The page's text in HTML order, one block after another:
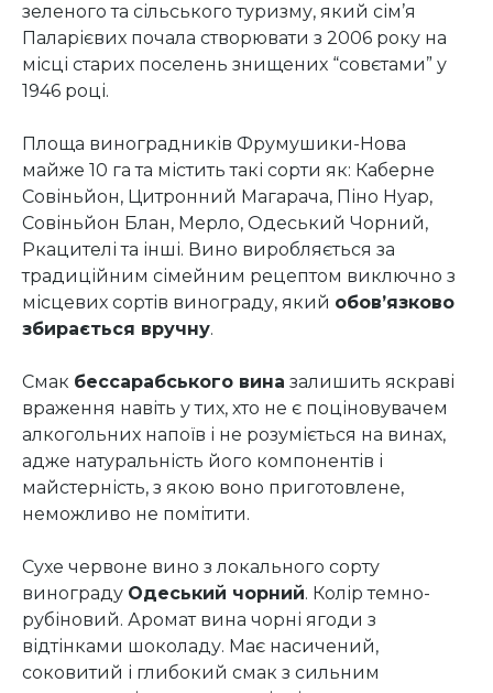
зеленого та сільського туризму, який сім’я
Паларієвих почала створювати з 2006 року на
місці старих поселень знищених “совєтами” у
1946 році.
Площа виноградників Фрумушики-Нова
майже 10 га та містить такі сорти як: Каберне
Совіньйон, Цитронний Магарача, Піно Нуар,
Совіньйон Блан, Мерло, Одеський Чорний,
Ркацителі та інші. Вино виробляється за
традиційним сімейним рецептом виключно з
місцевих сортів винограду, який обов’язково
збирається вручну.
Смак бессарабського вина залишить яскраві
враження навіть у тих, хто не є поціновувачем
алкогольних напоїв і не розуміється на винах,
адже натуральність його компонентів і
майстерність, з якою воно приготовлене,
неможливо не помітити.
Сухе червоне вино з локального сорту
винограду Одеський чорний. Колір темно-
рубіновий. Аромат вина чорні ягоди з
відтінками шоколаду. Має насичений,
соковитий і глибокий смак з сильним